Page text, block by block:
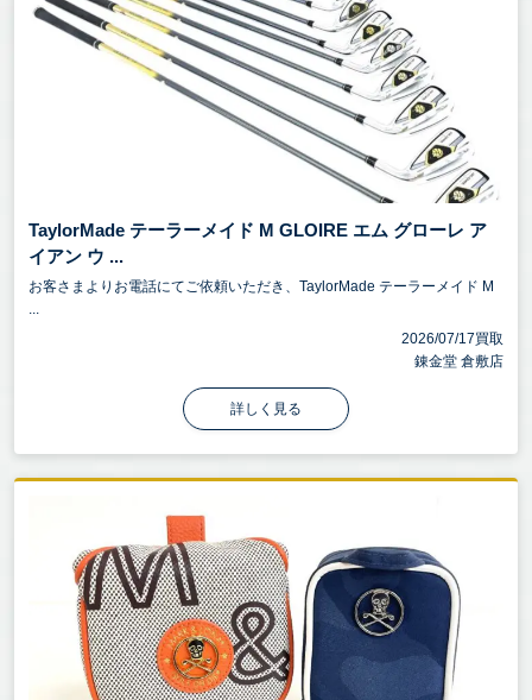
TaylorMade テーラーメイド M GLOIRE エム グローレ ア
イアン ウ ...
お客さまよりお電話にてご依頼いただき、TaylorMade テーラーメイド M
...
2026/07/17買取
錬金堂 倉敷店
詳しく見る